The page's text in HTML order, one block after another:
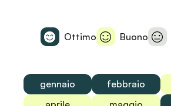
Ottimo Buono
gennaio febbraio